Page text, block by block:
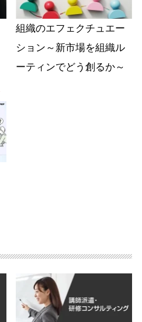
組織のエフェクチュエー
ション～新市場を組織ル
ーティンでどう創るか～